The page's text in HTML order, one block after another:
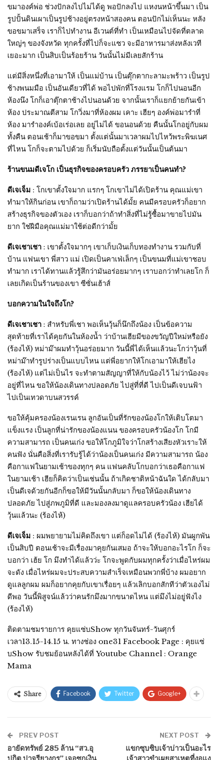
ขมาองค์พ่อ ช่วงปักลงไปไม่ได้ดู พอปักลงไป แหงนหน้าขึ้นมา เป็น
รูปปั้นดินเผาเป็นรูปช้างอยู่ตรงหน้าสองคน ตอนปักไม่เห็นนะ หลัง
ขอขมาเสร็จ เราก็ไปทำงาน อีเวนต์ที่ทำ เป็นเหมือนไปจัดที่ตลาด
ใหญ่ๆ ของจังหวัด ทุกครั้งที่ไปก็จะแซว จะมีอาหารมาส่งหลังเวที
เยอะมาก เป็นสิบเป็นร้อยร้าน วันนั้นไม่มีเลยสักร้าน
แต่มีสิ่งหนึ่งที่เอามาให้ เป็นแม่บ้าน เป็นตุ๊กตากะลามะพร้าว เป็นรูป
ช้างพนมมือ เป็นอันเดียวที่ได้ พอไปพักที่โรงแรม โกก็ไปนอนอีก
ห้องนึง โกก็เอาตุ๊กตาช้างไปนอนด้วย จากนั้นเราก็แยกย้ายกันเข้า
ห้อง ประมาณตีสาม โกวิ่งมาที่ห้องผม เคาะ เฮียๆ องค์พ่อมารำที่
ห้อง มารำองค์เบ้อเร่อเลย อยู่ไม่ได้ ขอนอนด้วย คืนนั้นโกอยู่กับผม
ทั้งคืน ตอนเช้าก็มาขอขมา ตั้งแต่นั้นมาเวลาผมไปไหว้พระพิฆเนศ
ที่ไหน โกก็จะตามไปด้วย ก็เริ่มนับถือตั้งแต่วันนั้นเป็นต้นมา
ร้านขนมดีเจโก เป็นธุรกิจของครอบครัว ภรรยาเป็นคนทำ?
ดีเจเจ็ม : โกเขาตั้งใจมาก แรกๆ โกเขาไม่ได้เปิดร้าน คุณแม่เขา
ทำมาให้กินก่อน เขาก็ถามว่าเปิดร้านได้มั้ย คนมีครอบครัวก็อยาก
สร้างธุรกิจของตัวเอง เราก็บอกว่าถ้าทำสิ่งที่ไม่รู้ซื้อมาขายไปมัน
ยาก ใช่ฝีมือคุณแม่มาใช้ต่อดีกว่ามั้ย
ดีเจเชาเชา : เขาตั้งใจมากๆ เขาเก็บเงินเก็บทองทำงาน รวมกับที่
บ้าน แฟนเขา พี่สาว แม่ เปิดเป็นคาเฟ่เล็กๆ เป็นขนมที่แม่เขาชอบ
ทำมาก เราได้ทานแล้วรู้สึกว่ามันอร่อยมากๆ เราบอกว่าทำเลยโก ก็
เลยเกิดเป็นร้านของเขา ซีซั่นเฮ้าส์
บอกความในใจถึงโก?
ดีเจเชาเชา : สำหรับพี่เชา พอเห็นวุ้นก็นึกถึงน้อง เป็นข้อความ
สุดท้ายที่เราได้คุยกันในห้องน้ำ ว่าบ้านเฮียมีของขวัญปีใหม่หรือยัง
(ร้องไห้) หม่าม๊าผมทำวุ้นอร่อยมาก วันนี้พี่ได้เห็นแล้วนะโกว่าวุ้นที่
หม่าม๊าทำรูปร่างเป็นแบบไหน แต่พี่อยากให้โกเอามาให้เฮียไง
(ร้องไห้) แต่ไม่เป็นไร จะทำตามสัญญาที่ให้กับน้องไว้ ไม่ว่าน้องจะ
อยู่ที่ไหน ขอให้น้องเดินทางปลอดภัย ไปสู่ที่ที่ดี ไปเป็นดีเจบนฟ้า
ไปเป็นเทวดาบนสวรรค์
ขอให้คุ้มครองน้องเรนเรน ลูกอันเป็นที่รักของน้องโกให้เติบโตมา
แข็งแรง เป็นลูกที่น่ารักของน้องแนน ของครอบครัวน้องโก โกมี
ความสามารถ เป็นคนเก่ง ขอให้โกภูมิใจว่าโกสร้างเสียงหัวเราะให้
คนฟัง นั่นคือสิ่งที่เรารับรู้ได้ว่าน้องเป็นคนเก่ง มีความสามารถ น้อง
คือกาแฟในยามเช้าของทุกๆ คน แฟนคลับโกบอกว่าเธอคือกาแฟ
ในยามเช้า เฮียก็คิดว่าเป็นเช่นนั้น ถ้าเกิดชาติหน้าฉันใด ได้กลับมา
เป็นดีเจด้วยกันอีกก็ขอให้มีวันนั้นกลับมา ก็ขอให้น้องเดินทาง
ปลอดภัย ไปสู่ภพภูมิที่ดี และมองลงมาดูแลครอบครัวน้อง เฮียได้
วุ้นแล้วนะ (ร้องไห้)
ดีเจเจ็ม : ผมพยายามไม่คิดถึงเขา แต่ก็อดไม่ได้ (ร้องไห้) มันผูกพัน
เป็นสิบปี ตอนเช้าจะมีเรื่องมาคุยกันเสมอ ถ้าจะให้บอกอะไรโก ก็จะ
บอกว่า เฮ้ย โก มึงทำได้แล้วว่ะ โกจะพูดกับผมทุกครั้งว่าเมื่อไหร่ผม
จะดัง เมื่อไหร่ผมจะประสบความสำเร็จเหมือนพวกพี่บ้าง ผมอยาก
ดูแลลูกผม ผมก็อยากคุยกับเขาเรื่อยๆ แล้วเลิกบอกสักทีว่าตัวเองไม่
ดีพอ วันนี้พิสูจน์แล้วว่าคนรักมึงมากขนาดไหน แต่มึงไม่อยู่ฟังไง
(ร้องไห้)
ติดตามชมรายการ คุยแซ่บShow ทุกวันจันทร์-วันศุกร์
เวลา13.15-14.15 น. ทางช่อง one31 Facebook Page : คุยแซ่
บShow รับชมย้อนหลังได้ที่ Youtube Channel : Orange
Mama
Share Facebook Twitter Google+
PREV POST
อายัดทรัพย์ 285 ล้าน “สว.อุ
NEXT POST
แขกซุบซิบเจ้าบ่าวเป็นอะไร